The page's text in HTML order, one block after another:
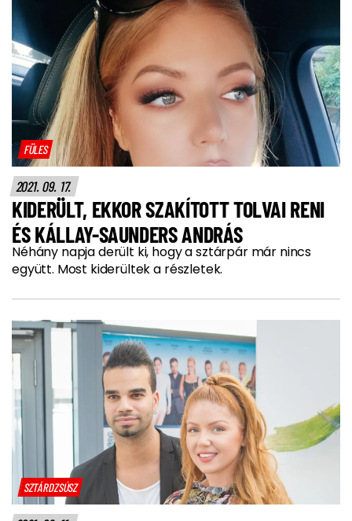
FÜLES
2021. 09. 17.
KIDERÜLT, EKKOR SZAKÍTOTT TOLVAI RENI
ÉS KÁLLAY-SAUNDERS ANDRÁS
Néhány napja derült ki, hogy a sztárpár már nincs
együtt. Most kiderültek a részletek.
SZTÁRDZSÚSZ